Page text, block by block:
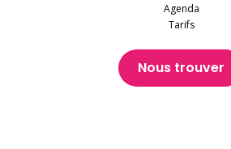
Agenda
Tarifs
Nous trouver